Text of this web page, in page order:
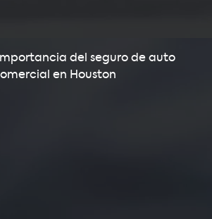
del seguro de auto
en Houston